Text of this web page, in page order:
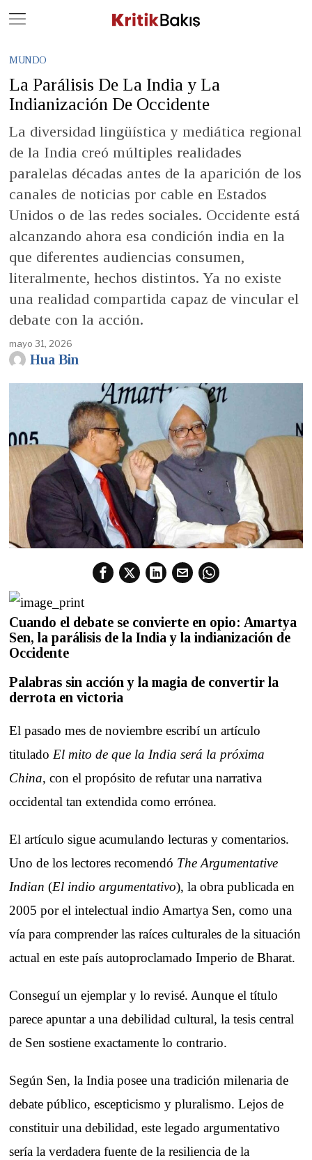
MUNDO
La Parálisis De La India y La
Indianización De Occidente
La diversidad lingüística y mediática regional
de la India creó múltiples realidades
paralelas décadas antes de la aparición de los
canales de noticias por cable en Estados
Unidos o de las redes sociales. Occidente está
alcanzando ahora esa condición india en la
que diferentes audiencias consumen,
literalmente, hechos distintos. Ya no existe
una realidad compartida capaz de vincular el
debate con la acción.
mayo 31, 2026
Hua Bin
Cuando el debate se convierte en opio: Amartya
Sen, la parálisis de la India y la indianización de
Occidente
Palabras sin acción y la magia de convertir la
derrota en victoria
El pasado mes de noviembre escribí un artículo
tituladoEl mito de que la India será la próxima
China, con el propósito de refutar una narrativa
occidental tan extendida como errónea.
El artículo sigue acumulando lecturas y comentarios.
Uno de los lectores recomendó The Argumentative
Indian (El indio argumentativo), la obra publicada en
2005 por el intelectual indio Amartya Sen, como una
vía para comprender las raíces culturales de la situación
actual en este país autoproclamado Imperio de Bharat.
Conseguí un ejemplar y lo revisé. Aunque el título
parece apuntar a una debilidad cultural, la tesis central
de Sen sostiene exactamente lo contrario.
Según Sen, la India posee una tradición milenaria de
debate público, escepticismo y pluralismo. Lejos de
constituir una debilidad, este legado argumentativo
sería la verdadera fuente de la resiliencia de la